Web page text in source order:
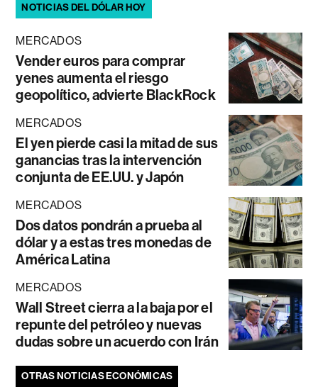
NOTICIAS DEL DÓLAR HOY
MERCADOS
Vender euros para comprar
yenes aumenta el riesgo
geopolítico, advierte BlackRock
MERCADOS
El yen pierde casi la mitad de sus
ganancias tras la intervención
conjunta de EE.UU. y Japón
MERCADOS
Dos datos pondrán a prueba al
dólar y a estas tres monedas de
América Latina
MERCADOS
Wall Street cierra a la baja por el
repunte del petróleo y nuevas
dudas sobre un acuerdo con Irán
OTRAS NOTICIAS ECONÓMICAS